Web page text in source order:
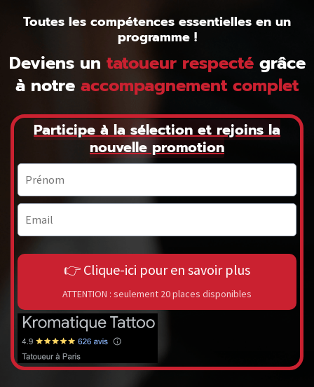
Toutes les compétences essentielles en un
programme !
Deviens un tatoueur respectégrâce
à notre accompagnement complet
Participe à la sélection et rejoins la
nouvelle promotion
👉 Clique-ici pour en savoir plus
ATTENTION : seulement 20 places disponibles